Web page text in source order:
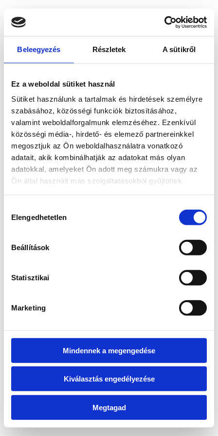
Beleegyezés Részletek A sütikről
Ez a weboldal sütiket használ
Sütiket használunk a tartalmak és hirdetések személyre
szabásához, közösségi funkciók biztosításához,
valamint weboldalforgalmunk elemzéséhez. Ezenkívül
közösségi média-, hirdető- és elemező partnereinkkel
megosztjuk az Ön weboldalhasználatra vonatkozó
adatait, akik kombinálhatják az adatokat más olyan
adatokkal, amelyeket Ön adott meg számukra vagy az
Ön által használt más szolgáltatásokból gyűjtöttek.
kiválasztása
Elengedhetetlen
Beállítások
Statisztikai
Marketing
Mindennek a megengedése
Kiválasztás engedélyezése
Megtagad
loadingwww.bicapp.hu
(see the browser console for more